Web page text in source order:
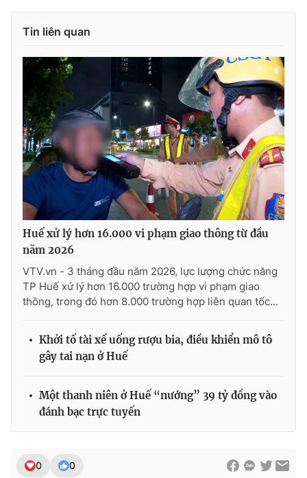
Tin liên quan
Huế xử lý hơn 16.000 vi phạm giao thông từ đầu
năm 2026
VTV.vn - 3 tháng đầu năm 2026, lực lượng chức năng
TP Huế xử lý hơn 16.000 trường hợp vi phạm giao
thông, trong đó hơn 8.000 trường hợp liên quan tốc...
Khởi tố tài xế uống rượu bia, điều khiển mô tô
gây tai nạn ở Huế
Một thanh niên ở Huế “nướng” 39 tỷ đồng vào
đánh bạc trực tuyến
0 0